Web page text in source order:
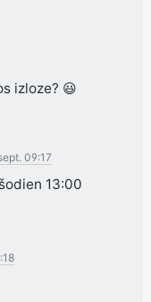
izloze? 😃
09:17
13:00